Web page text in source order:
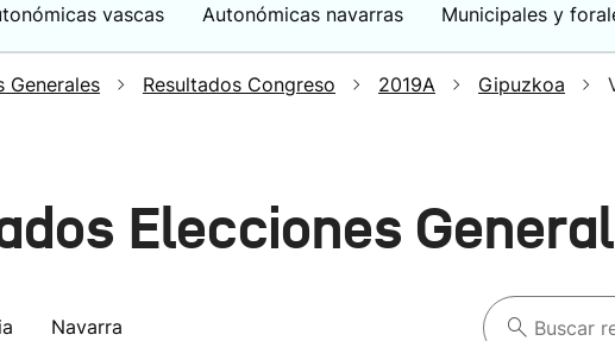
vascas Autonómicas navarras Municipales y
Generales Resultados Congreso 2019A Gipuzkoa
Elecciones
Navarra